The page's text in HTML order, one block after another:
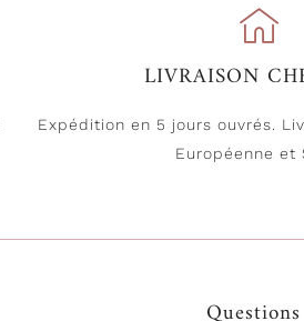
LIVRAISON
Expédition en 5 jours ouvrés.
Européenne et